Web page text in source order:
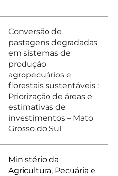
Conversão de
pastagens degradadas
em sistemas de
produção
agropecuários e
florestais sustentáveis :
Priorização de áreas e
estimativas de
investimentos – Mato
Grosso do Sul
Ministério da
Agricultura, Pecuária e